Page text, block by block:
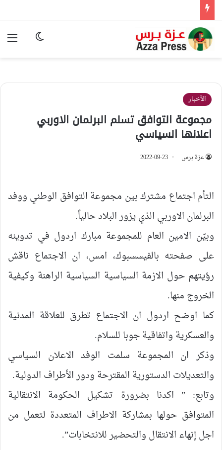
الوضع
الأخبار
مجموعة التوافق تسلم البرلمان الاوربي
اعلانها السياسي
عزة برس 2022-09-23
التأم اجتماع مشترك بين مجموعة التوافق الوطني ووفد
البرلمان الاوربي الذي يزور البلاد حالياً.
وبيّن الامين العام للمجموعة مبارك اردول في تدوينه
على صفحته بالفيسسبوك، امس، ان الاجتماع ناقش
رؤيتهم حول الازمة السياسية السياسية الراهنة وكيفية
الخروج منها.
كما اوضح اردول ان الاجتماع تطرق للعلاقة المدنية
والعسكرية واتفاقية جوبا للسلام.
وذكر ان المجموعة سلمت الوفد الاعلان السياسي
والتعديلات الدستورية المقترحة ودور الأطراف الدولية.
وتابع: ” اكدنا بضرورة تشكيل الحكومة الانتقالية
المتوافق حولها بمشاركة الاطراف المتعددة لتعمل من
اجل إنهاء الانتقال والتحضير للانتخابات”.